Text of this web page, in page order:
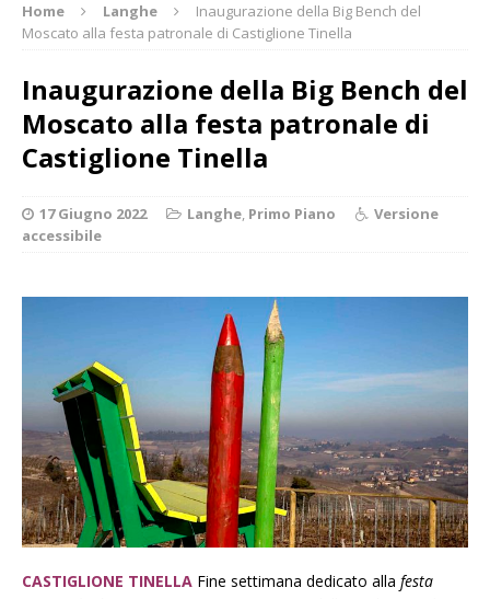
Home Langhe
Inaugurazione della Big Bench del
Moscato alla festa patronale di Castiglione Tinella
Inaugurazione della Big Bench del
Moscato alla festa patronale di
Castiglione Tinella
17 Giugno 2022 Langhe, Primo Piano
Versione
accessibile
CASTIGLIONE TINELLA Fine settimana dedicato alla festa